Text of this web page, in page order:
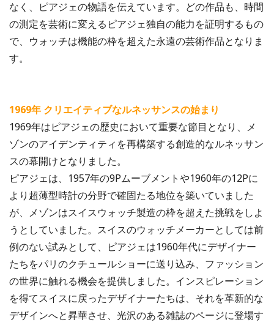
なく、ピアジェの物語を伝えています。どの作品も、時間
の測定を芸術に変えるピアジェ独自の能力を証明するもの
で、ウォッチは機能の枠を超えた永遠の芸術作品となりま
す。
1969年 クリエイティブなルネッサンスの始まり
1969年はピアジェの歴史において重要な節目となり、メ
ゾンのアイデンティティを再構築する創造的なルネッサン
スの幕開けとなりました。
ピアジェは、1957年の9Pムーブメントや1960年の12Pに
より超薄型時計の分野で確固たる地位を築いていました
が、メゾンはスイスウォッチ製造の枠を超えた挑戦をしよ
うとしていました。スイスのウォッチメーカーとしては前
例のない試みとして、ピアジェは1960年代にデザイナー
たちをパリのクチュールショーに送り込み、ファッション
の世界に触れる機会を提供しました。インスピレーション
を得てスイスに戻ったデザイナーたちは、それを革新的な
デザインへと昇華させ、光沢のある雑誌のページに登場す